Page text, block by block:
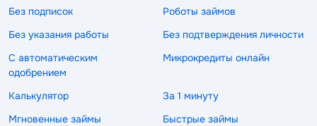
Без подписок
Роботы займов
Без указания работы
Без подтверждения личности
С автоматическим
одобрением
Микрокредиты онлайн
Калькулятор
За 1 минуту
Мгновенные займы
Быстрые займы